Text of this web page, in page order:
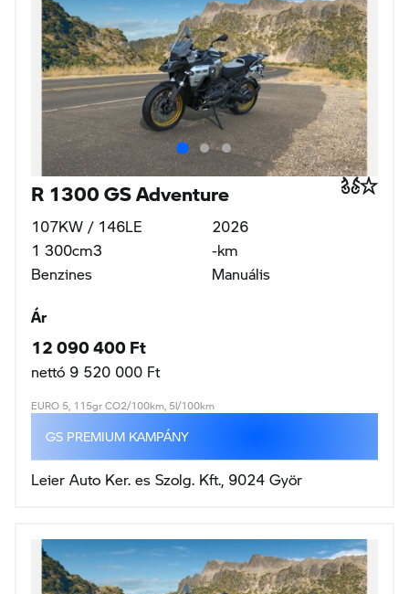
R 1300 GS Adventure
107KW / 146LE
1 300cm3
Benzines
2026
-km
Manuális
Ár
12 090 400 Ft
nettó 9 520 000 Ft
EURO 5, 115gr CO2/100km, 5l/100km
GS PREMIUM KAMPÁNY
Leier Auto Ker. es Szolg. Kft., 9024 Györ